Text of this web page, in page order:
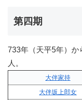
第四期
733年（天平5年）か
人。
大伴家持
大伴坂上郎女